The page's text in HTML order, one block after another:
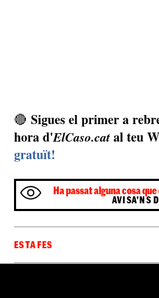
🔴 Sigues el primer a
hora d'ElCaso.cat al teu
gratuït!
Ha passat alguna cosa que
AVISA'NS
ESTAFES